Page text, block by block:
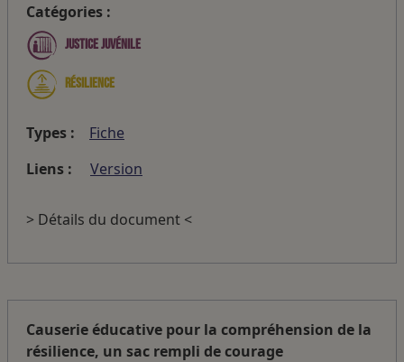
Catégories :
Justice juvénile
Résilience
Types :
Fiche
Liens :
Version
> Détails du document <
Causerie éducative pour la compréhension de la
résilience, un sac rempli de courage